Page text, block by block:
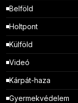
Belföld
Holtpont
Külföld
Videó
Kárpát-haza
Gyermekvédelem